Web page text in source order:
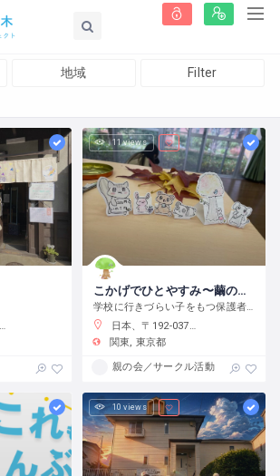
地域 Filter
11 views
こかげでひとやすみ〜繭の会〜
学校に行きづらい子をもつ保護者の会です
日本、〒192-0375 東京都八王子市鑓水２丁目２０１３−２
関東
東京都
親の会／サークル活動
10 views